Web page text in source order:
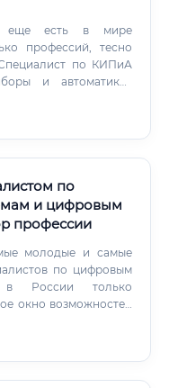
с высокими
и условия труда
зависит от типа
еще есть в мире
профессий, тесно
и автоматика).
— всем тем, что
по
и цифровым
профессии
молодые и самые
по цифровым
в России только
окно возможностей
несколько